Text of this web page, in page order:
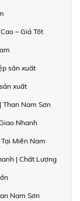
– Giá Tốt
sản xuất
xuất
Than Nam Sơn
Nhanh
Miền Nam
| Chất Lượng
Nam Sơn